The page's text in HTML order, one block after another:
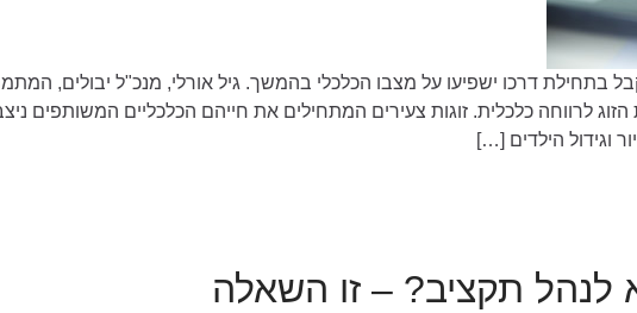
בתחילת דרכו ישפיעו על מצבו הכלכלי בהמשך. גיל אורלי, מנכ"ל יבולים,
הזוג לרווחה כלכלית. זוגות צעירים המתחילים את חייהם הכלכליים המשותפים
וגידול הילדים […]
לנהל תקציב? – זו השאלה